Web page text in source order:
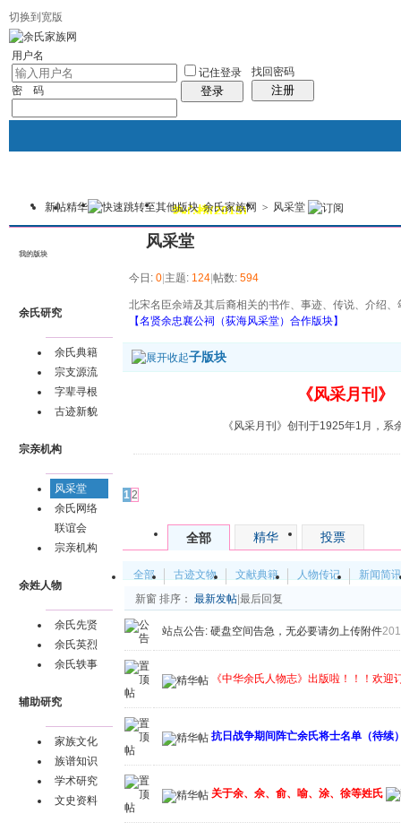
切换到宽版
用户名
密 码
记住登录
登录
找回密码
注册
我的 讨论区 热心榜(2015) 风采堂
新帖精华 余氏家族网 > 风采堂
我的版块
余氏研究
余氏典籍
宗支源流
字辈寻根
古迹新貌
宗亲机构
风采堂
余氏网络
联谊会
宗亲机构
余姓人物
余氏先贤
余氏英烈
余氏轶事
辅助研究
家族文化
族谱知识
学术研究
文史资料
风采堂
今日: 0|主题: 124|帖数: 594
北宋名臣余靖及其后裔相关的书作、事迹、传说、介绍
【名贤余忠襄公祠（荻海风采堂）合作版块】
子版块
《风采月刊》
《风采月刊》创刊于1925年1月，系
12
全部 精华 投票
全部 古迹文物 文献典籍 人物传记
新闻简讯
新窗 排序： 最新发帖|最后回复
站点公告: 硬盘空间告急，无必要请勿上传附件
《中华余氏人物志》出版啦！！！欢迎
抗日战争期间阵亡余氏将士名单（待续
关于余、佘、俞、喻、涂、徐等姓氏